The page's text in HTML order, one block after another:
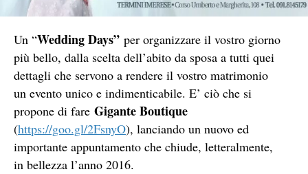
Un “Wedding Days” per organizzare il vostro giorno
più bello, dalla scelta dell’abito da sposa a tutti quei
dettagli che servono a rendere il vostro matrimonio
un evento unico e indimenticabile. E’ ciò che si
propone di fare Gigante Boutique
(https://goo.gl/2FsnyO), lanciando un nuovo ed
importante appuntamento che chiude, letteralmente,
in bellezza l’anno 2016.